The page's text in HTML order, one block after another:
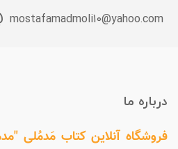
mostafamadmoli10@yahoo.com
درباره ما
فروشگاه آنلاین کتاب مَدمُلی